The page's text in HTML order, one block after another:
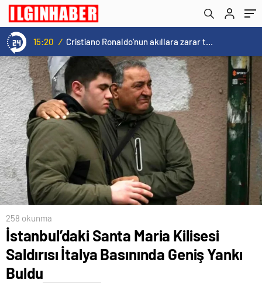
15:20 / Cristiano Ronaldo’nun akıllara zarar tüm kariyerinin istatistiğini çıkardık !
258 okunma
İstanbul’daki Santa Maria Kilisesi
Saldırısı İtalya Basınında Geniş Yankı
Buldu